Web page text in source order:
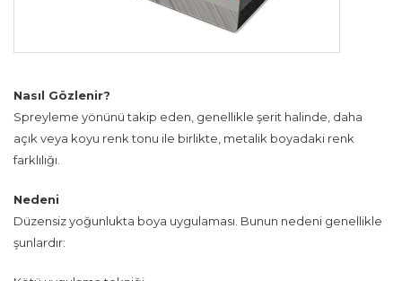
Nasıl Gözlenir?
Spreyleme yönünü takip eden, genellikle şerit halinde, daha
açık veya koyu renk tonu ile birlikte, metalik boyadaki renk
farklılığı.
Nedeni
Düzensiz yoğunlukta boya uygulaması. Bunun nedeni genellikle
şunlardır: